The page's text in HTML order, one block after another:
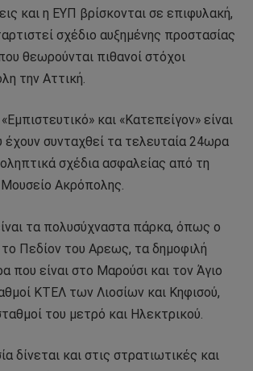
και η ΕΥΠ βρίσκονται σε επιφυλακή,
σχέδιο αυξημένης προστασίας
θεωρούνται πιθανοί στόχοι
την Αττική.
και «Κατεπείγον» είναι
συνταχθεί τα τελευταία 24ωρα
σχέδια ασφαλείας από τη
Μουσείο Ακρόπολης.
τα πολυσύχναστα πάρκα, όπως ο
Πεδίον του Αρεως, τα δημοφιλή
που είναι στο Μαρούσι και τον Άγιο
ΚΤΕΛ των Λιοσίων και Κηφισού,
του μετρό και Ηλεκτρικού.
δίνεται και στις στρατιωτικές και